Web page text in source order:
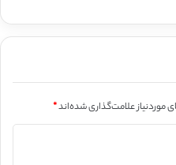
علامت‌گذاری شده‌اند*